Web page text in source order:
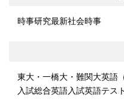
時事研究最新社会時事
東大・一橋大・難関大英語
入試総合英語入試英語テスト